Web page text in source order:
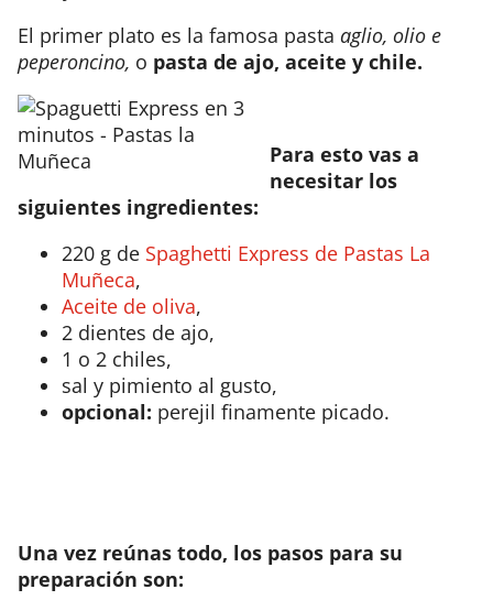
El primer plato es la famosa pasta aglio, olio e
peperoncino, o pasta de ajo, aceite y chile.
Para esto vas a
necesitar los
siguientes ingredientes:
220 g de Spaghetti Express de Pastas La
Muñeca,
Aceite de oliva,
2 dientes de ajo,
1 o 2 chiles,
sal y pimiento al gusto,
opcional: perejil finamente picado.
Una vez reúnas todo, los pasos para su
preparación son: